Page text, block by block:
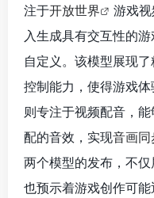
注于开放世界
游戏
入生成具有交互性的
自定义。该模型展现
控制能力，使得游戏
则专注于视频配音，
配的音效，实现音画同
两个模型的发布，不仅
也预示着游戏创作可